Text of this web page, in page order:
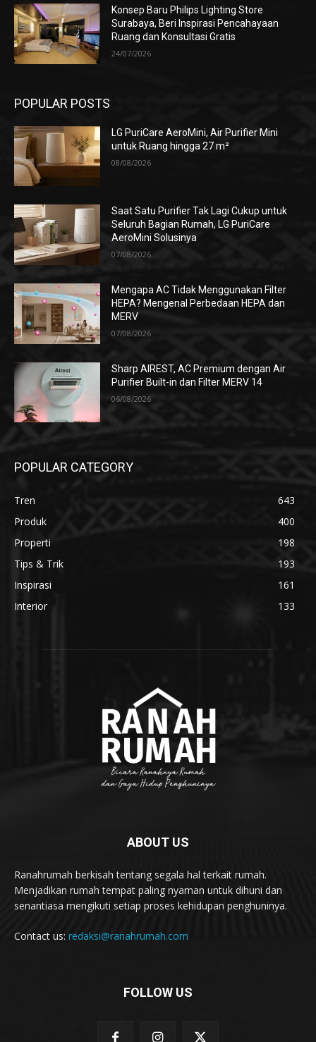
Konsep Baru Philips Lighting Store
Surabaya, Beri Inspirasi Pencahayaan
Ruang dan Konsultasi Gratis
24/07/2026
POPULAR POSTS
LG PuriCare AeroMini, Air Purifier Mini
untuk Ruang hingga 27 m²
08/08/2026
Saat Satu Purifier Tak Lagi Cukup untuk
Seluruh Bagian Rumah, LG PuriCare
AeroMini Solusinya
07/08/2026
Mengapa AC Tidak Menggunakan Filter
HEPA? Mengenal Perbedaan HEPA dan
MERV
07/08/2026
Sharp AIREST, AC Premium dengan Air
Purifier Built-in dan Filter MERV 14
06/08/2026
POPULAR CATEGORY
Tren
643
Produk
400
Properti
198
Tips & Trik
193
Inspirasi
161
Interior
133
ABOUT US
Ranahrumah berkisah tentang segala hal terkait rumah.
Menjadikan rumah tempat paling nyaman untuk dihuni dan
senantiasa mengikuti setiap proses kehidupan penghuninya.
Contact us: redaksi@ranahrumah.com
FOLLOW US